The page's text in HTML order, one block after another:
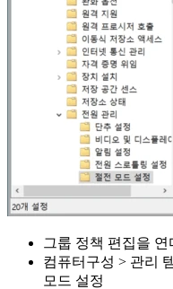
그룹 정책 편집을 연
컴퓨터구성 > 관리
모드 설정